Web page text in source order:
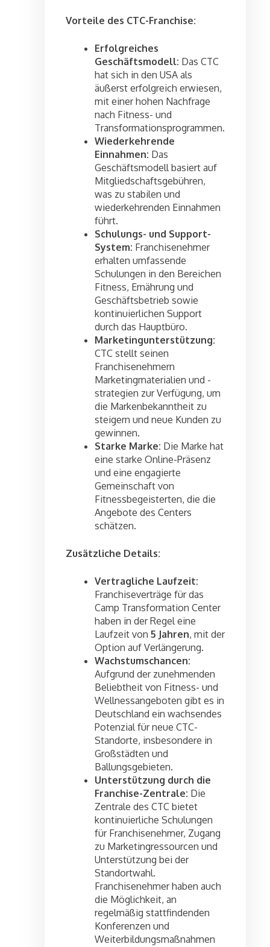
Vorteile des CTC-Franchise:
Erfolgreiches
Geschäftsmodell: Das CTC
hat sich in den USA als
äußerst erfolgreich erwiesen,
mit einer hohen Nachfrage
nach Fitness- und
Transformationsprogrammen.
Wiederkehrende
Einnahmen: Das
Geschäftsmodell basiert auf
Mitgliedschaftsgebühren,
was zu stabilen und
wiederkehrenden Einnahmen
führt.
Schulungs- und Support-
System: Franchisenehmer
erhalten umfassende
Schulungen in den Bereichen
Fitness, Ernährung und
Geschäftsbetrieb sowie
kontinuierlichen Support
durch das Hauptbüro.
Marketingunterstützung:
CTC stellt seinen
Franchisenehmern
Marketingmaterialien und -
strategien zur Verfügung, um
die Markenbekanntheit zu
steigern und neue Kunden zu
gewinnen.
Starke Marke: Die Marke hat
eine starke Online-Präsenz
und eine engagierte
Gemeinschaft von
Fitnessbegeisterten, die die
Angebote des Centers
schätzen.
Zusätzliche Details:
Vertragliche Laufzeit:
Franchiseverträge für das
Camp Transformation Center
haben in der Regel eine
Laufzeit von 5 Jahren, mit der
Option auf Verlängerung.
Wachstumschancen:
Aufgrund der zunehmenden
Beliebtheit von Fitness- und
Wellnessangeboten gibt es in
Deutschland ein wachsendes
Potenzial für neue CTC-
Standorte, insbesondere in
Großstädten und
Ballungsgebieten.
Unterstützung durch die
Franchise-Zentrale: Die
Zentrale des CTC bietet
kontinuierliche Schulungen
für Franchisenehmer, Zugang
zu Marketingressourcen und
Unterstützung bei der
Standortwahl.
Franchisenehmer haben auch
die Möglichkeit, an
regelmäßig stattfindenden
Konferenzen und
Weiterbildungsmaßnahmen